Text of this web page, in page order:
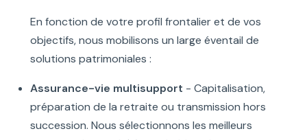
En fonction de votre profil frontalier et de vos
objectifs, nous mobilisons un large éventail de
solutions patrimoniales :
Assurance-vie multisupport - Capitalisation,
préparation de la retraite ou transmission hors
succession. Nous sélectionnons les meilleurs